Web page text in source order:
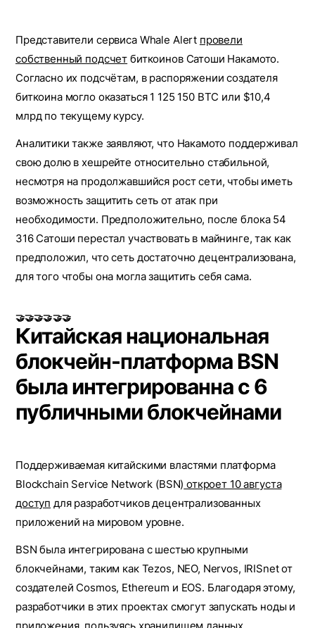
Представители сервиса Whale Alert провели
собственный подсчет биткоинов Сатоши Накамото.
Согласно их подсчётам, в распоряжении создателя
биткоина могло оказаться 1 125 150 BTC или $10,4
млрд по текущему курсу.
Аналитики также заявляют, что Накамото поддерживал
свою долю в хешрейте относительно стабильной,
несмотря на продолжавшийся рост сети, чтобы иметь
возможность защитить сеть от атак при
необходимости. Предположительно, после блока 54
316 Сатоши перестал участвовать в майнинге, так как
предположил, что сеть достаточно децентрализована,
для того чтобы она могла защитить себя сама.
🤝🤝🤝🤝🤝🤝
Китайская национальная
блокчейн-платформа BSN
была интегрированна с 6
публичными блокчейнами
Поддерживаемая китайскими властями платформа
Blockchain Service Network (BSN) откроет 10 августа
доступ для разработчиков децентрализованных
приложений на мировом уровне.
BSN была интегрирована с шестью крупными
блокчейнами, таким как Tezos, NEO, Nervos, IRISnet от
создателей Cosmos, Ethereum и EOS. Благодаря этому,
разработчики в этих проектах смогут запускать ноды и